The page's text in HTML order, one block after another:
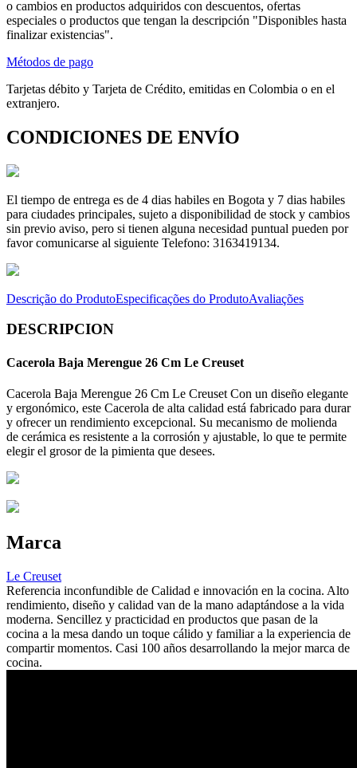
o cambios en productos adquiridos con descuentos, ofertas
especiales o productos que tengan la descripción "Disponibles hasta
finalizar existencias".
Métodos de pago
Tarjetas débito y Tarjeta de Crédito, emitidas en Colombia o en el
extranjero.
CONDICIONES DE ENVÍO
El tiempo de entrega es de 4 dias habiles en Bogota y 7 dias habiles
para ciudades principales, sujeto a disponibilidad de stock y cambios
sin previo aviso, pero si tienen alguna necesidad puntual pueden por
favor comunicarse al siguiente Telefono: 3163419134.
Descrição do ProdutoEspecificações do ProdutoAvaliações
DESCRIPCION
Cacerola Baja Merengue 26 Cm Le Creuset
Cacerola Baja Merengue 26 Cm Le Creuset Con un diseño elegante
y ergonómico, este Cacerola de alta calidad está fabricado para durar
y ofrecer un rendimiento excepcional. Su mecanismo de molienda
de cerámica es resistente a la corrosión y ajustable, lo que te permite
elegir el grosor de la pimienta que desees.
Marca
Le Creuset
Referencia inconfundible de Calidad e innovación en la cocina. Alto
rendimiento, diseño y calidad van de la mano adaptándose a la vida
moderna. Sencillez y practicidad en productos que pasan de la
cocina a la mesa dando un toque cálido y familiar a la experiencia de
compartir momentos. Casi 100 años desarrollando la mejor marca de
cocina.